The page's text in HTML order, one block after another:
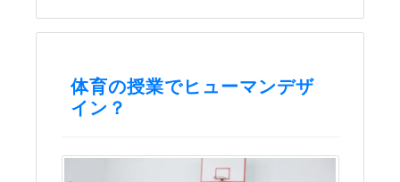
体育の授業でヒューマンデザ
イン？